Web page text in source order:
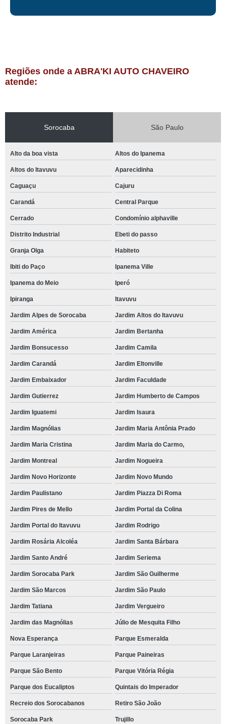
Regiões onde a ABRA'KI AUTO CHAVEIRO
atende:
Sorocaba São Paulo
Alto da boa vista Altos do Ipanema
Altos do Itavuvu Aparecidinha
Caguaçu Cajuru
Carandá Central Parque
Cerrado Condomínio alphaville
Distrito Industrial Ebeti do passo
Granja Olga Habiteto
Ibiti do Paço Ipanema Ville
Ipanema do Meio Iperó
Ipiranga Itavuvu
Jardim Alpes de Sorocaba Jardim Altos do Itavuvu
Jardim América Jardim Bertanha
Jardim Bonsucesso Jardim Camila
Jardim Carandá Jardim Eltonville
Jardim Embaixador Jardim Faculdade
Jardim Gutierrez Jardim Humberto de Campos
Jardim Iguatemi Jardim Isaura
Jardim Magnólias Jardim Maria Antônia Prado
Jardim Maria Cristina Jardim Maria do Carmo,
Jardim Montreal Jardim Nogueira
Jardim Novo Horizonte Jardim Novo Mundo
Jardim Paulistano Jardim Piazza Di Roma
Jardim Pires de Mello Jardim Portal da Colina
Jardim Portal do Itavuvu Jardim Rodrigo
Jardim Rosária Alcoléa Jardim Santa Bárbara
Jardim Santo André Jardim Seriema
Jardim Sorocaba Park Jardim São Guilherme
Jardim São Marcos Jardim São Paulo
Jardim Tatiana Jardim Vergueiro
Jardim das Magnólias Júlio de Mesquita Filho
Nova Esperança Parque Esmeralda
Parque Laranjeiras Parque Paineiras
Parque São Bento Parque Vitória Régia
Parque dos Eucaliptos Quintais do Imperador
Recreio dos Sorocabanos Retiro São João
Sorocaba Park Trujillo